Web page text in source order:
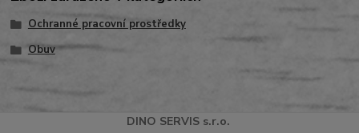
Ochranné pracovní prostředky
Obuv
DINO SERVISs.r.o.